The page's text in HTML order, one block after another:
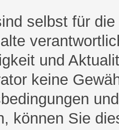
selbst für
und
keine
können Sie